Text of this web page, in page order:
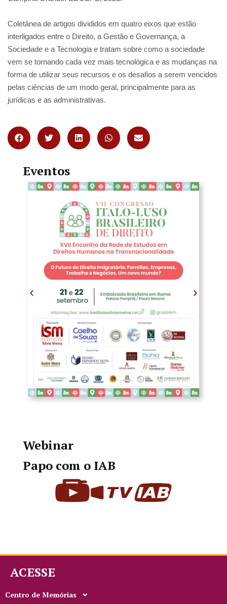
Coletânea de artigos divididos em quatro eixos que estão
interligados entre o Direito, a Gestão e Governança, a
Sociedade e a Tecnologia e tratam sobre como a sociedade
vem se tornando cada vez mais tecnológica e as mudanças na
forma de utilizar seus recursos e os desafios a serem vencidos
pelas ciências de um modo geral, principalmente para as
jurídicas e as administrativas.
Eventos
Webinar
Papo com o IAB
ACESSE
Centro de Memórias